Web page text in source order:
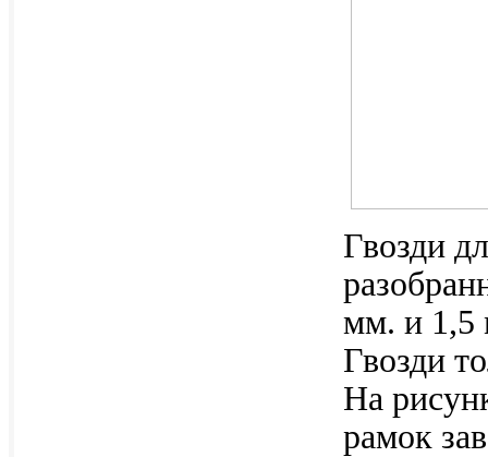
Гвозди
мм. и 1,5
Гвозди
На
рамок